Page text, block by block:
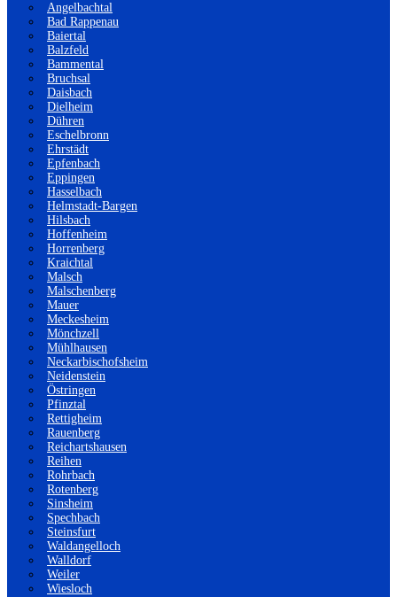
Angelbachtal
Bad Rappenau
Baiertal
Balzfeld
Bammental
Bruchsal
Daisbach
Dielheim
Dühren
Eschelbronn
Ehrstädt
Epfenbach
Eppingen
Hasselbach
Helmstadt-Bargen
Hilsbach
Hoffenheim
Horrenberg
Kraichtal
Malsch
Malschenberg
Mauer
Meckesheim
Mönchzell
Mühlhausen
Neckarbischofsheim
Neidenstein
Östringen
Pfinztal
Rettigheim
Rauenberg
Reichartshausen
Reihen
Rohrbach
Rotenberg
Sinsheim
Spechbach
Steinsfurt
Waldangelloch
Walldorf
Weiler
Wiesloch